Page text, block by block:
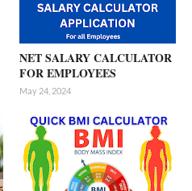
NET SALARY CALCULATOR
FOR EMPLOYEES
May 24, 2024